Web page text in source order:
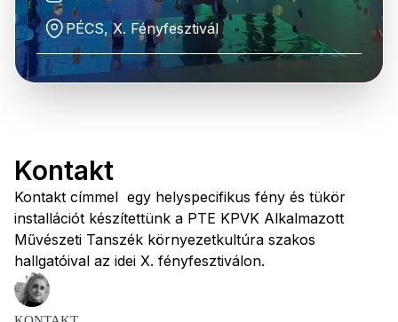
PÉCS, X. Fényfesztivál
Kontakt
Kontakt címmel egy helyspecifikus fény és tükör
installációt készítettünk a PTE KPVK Alkalmazott
Művészeti Tanszék környezetkultúra szakos
hallgatóival az idei X. fényfesztiválon.